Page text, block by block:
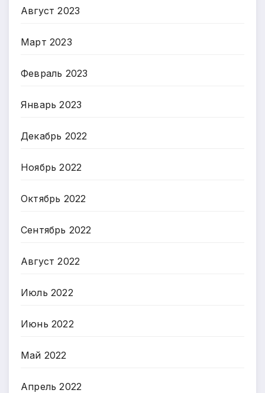
Август 2023
Март 2023
Февраль 2023
Январь 2023
Декабрь 2022
Ноябрь 2022
Октябрь 2022
Сентябрь 2022
Август 2022
Июль 2022
Июнь 2022
Май 2022
Апрель 2022